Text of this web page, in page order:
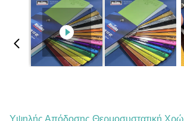
Υψηλής Απόδοσης Θερμοσυστατική